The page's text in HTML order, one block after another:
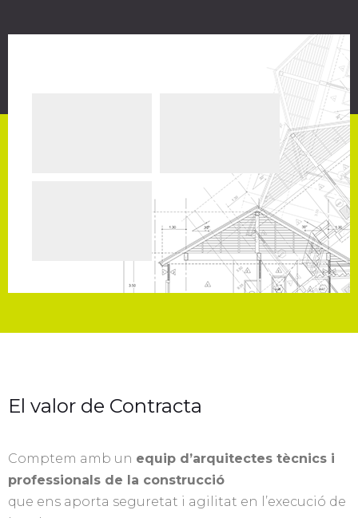
El valor de Contracta
Comptem amb un equip d’arquitectes tècnics i
professionals de la construcció
que ens aporta seguretat i agilitat en l’execució de